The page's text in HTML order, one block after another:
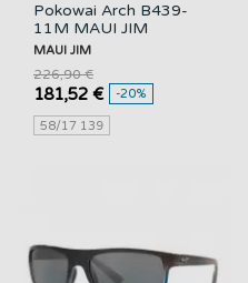
Pokowai Arch B439-
11M MAUI JIM
MAUI JIM
181,52 €
226,90 €
-20%
58/17 139